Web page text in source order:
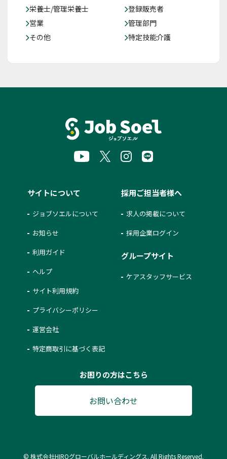
栄養士/管理栄養士
登録販売者
営業
管理部門
その他
特定技能介護
サイトについて
ジョブソエルについて
お知らせ
利用ガイド
ヘルプ
サイト利用規約
プライバシーポリシー
運営会社
特定商取引に基づく表記
採用ご担当者様へ
求人の掲載について
採用企業ログイン
グループサイト
ケアスタッフサービス
お困りの方はこちら
お問い合わせ
© 株式会社HIROグローバルホールディングス. All Rights Reserved.